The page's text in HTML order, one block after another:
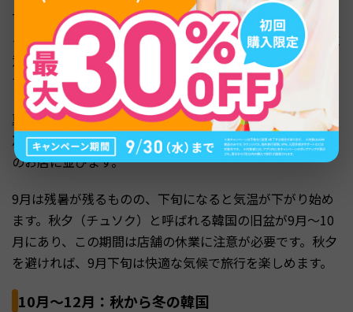
7月と8月は高温多湿で、ソウルの最高気温は30度を超え
る日も少なくありません。梅雨明け後はゲリラ豪雨にも注
意が必要です。ただし、釜山の海雲台ビーチや済州島での
マリンスポーツを楽しむなら、この時期が最適です。
夏の韓国グルメも見逃せません。冷麺やコングクス（豆乳
冷麺）、パッピンス（かき氷）といった冷たい料理が街中
のお店に並びます。
9月は残暑が残るものの、下旬になると気温が下がり始め
ます。秋夕（チュソク）と呼ばれる韓国の旧盆が9月〜10
月にあり、この期間は店舗の休業に注意が必要です。秋夕
を避ければ、9月下旬は快適な気候で旅行を楽しめます。
10月〜12月：秋から冬の韓国